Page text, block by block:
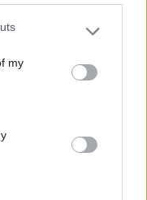
one or more Google
You may click to
in below Google
my
le recensioni: